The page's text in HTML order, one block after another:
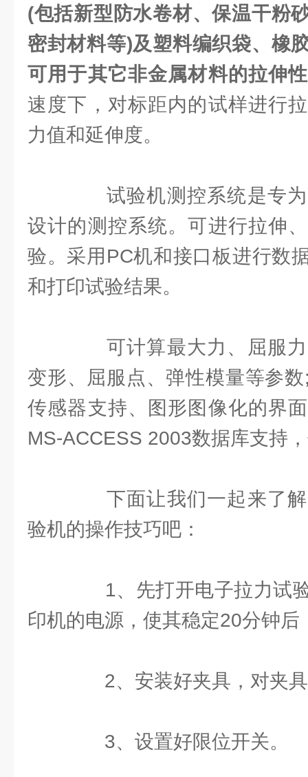
(包括新型防水卷材、保温干粉
密封材料等)及塑料编织袋、橡
可用于其它非金属材料的拉伸
速度下，对标距内的试样进行
力值和延伸度。
试验机测控系统是专为
设计的测控系统。可进行拉伸
验。采用PC机和接口板进行数
和打印试验结果。
可计算最大力、屈服力
变形、屈服点、弹性模量等参
传感器支持、图形图像化的界
MS-ACCESS 2003数据库支持
下面让我们一起来了解
验机的操作技巧吧：
1、先打开电子拉力试验
印机的电源，使其稳定20分钟后
2、安装好夹具，对夹具
3、设置好限位开关。